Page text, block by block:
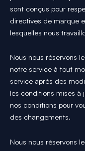
sont conçus pour
directives de marque
lesquelles nous
Nous nous réservons
notre service à tout
service après des
les conditions mises à
nos conditions pour
des changements.
Nous nous réservons